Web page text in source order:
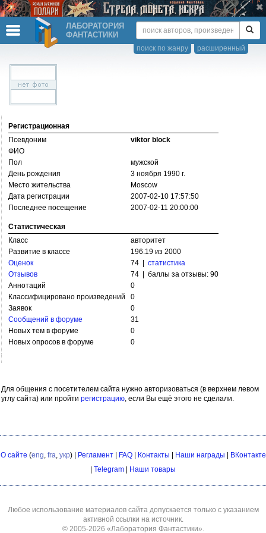
ЛАБОРАТОРИЯ
ФАНТАСТИКИ
расширенный
поиск по жанру
Регистрационная
Псевдоним
viktor block
ФИО
Пол
мужской
День рождения
3 ноября 1990 г.
Место жительства
Moscow
Дата регистрации
2007-02-10 17:57:50
Последнее посещение
2007-02-11 20:00:00
Статистическая
Класс
авторитет
Развитие в классе
196.19 из 2000
Оценок
74 | статистика
Отзывов
74 | баллы за отзывы: 90
Аннотаций
0
Классифицировано произведений
0
Заявок
0
Сообщений в форуме
31
Новых тем в форуме
0
Новых опросов в форуме
0
Для общения с посетителем сайта нужно авторизоваться (в верхнем левом
углу сайта) или пройти регистрацию, если Вы ещё этого не сделали.
О сайте (eng, fra, укр) | Регламент| FAQ| Контакты Наши награды
ВКонтакте
Telegram Наши товары
Любое использование материалов сайта допускается только с указанием
активной ссылки на источник.
© 2005-2026 «Лаборатория Фантастики».